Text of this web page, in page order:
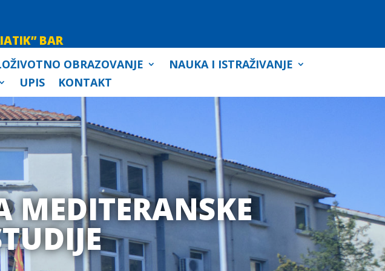
BAR
OBRAZOVANJE
NAUKA I ISTRAŽIVANJE
UPIS KONTAKT
MEDITERANSKE